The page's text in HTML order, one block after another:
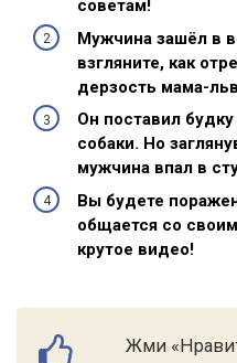
советам!
Мужчина зашёл в
взгляните, как
дерзость мама-
Он поставил
собаки. Но
мужчина впал в
Вы будете
общается со
крутое видео!
Жми